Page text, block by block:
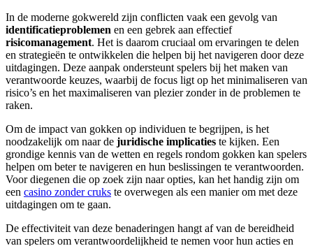
In de moderne gokwereld zijn conflicten vaak een gevolg van
identificatieproblemen en een gebrek aan effectief
risicomanagement. Het is daarom cruciaal om ervaringen te delen
en strategieën te ontwikkelen die helpen bij het navigeren door deze
uitdagingen. Deze aanpak ondersteunt spelers bij het maken van
verantwoorde keuzes, waarbij de focus ligt op het minimaliseren van
risico’s en het maximaliseren van plezier zonder in de problemen te
raken.
Om de impact van gokken op individuen te begrijpen, is het
noodzakelijk om naar de juridische implicaties te kijken. Een
grondige kennis van de wetten en regels rondom gokken kan spelers
helpen om beter te navigeren en hun beslissingen te verantwoorden.
Voor diegenen die op zoek zijn naar opties, kan het handig zijn om
een casino zonder cruks te overwegen als een manier om met deze
uitdagingen om te gaan.
De effectiviteit van deze benaderingen hangt af van de bereidheid
van spelers om verantwoordelijkheid te nemen voor hun acties en